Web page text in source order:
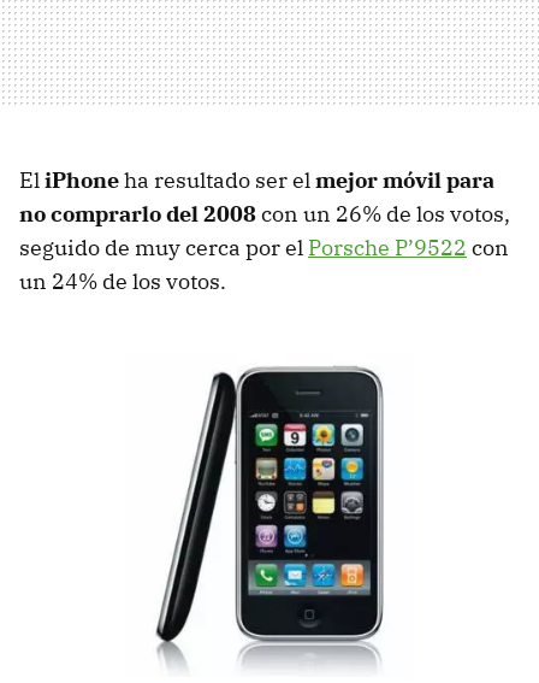
EliPhoneha resultado ser elmejor móvil para
no comprarlo del 2008con un 26% de los votos,
seguido de muy cerca por el Porsche P’9522 con
un 24% de los votos.